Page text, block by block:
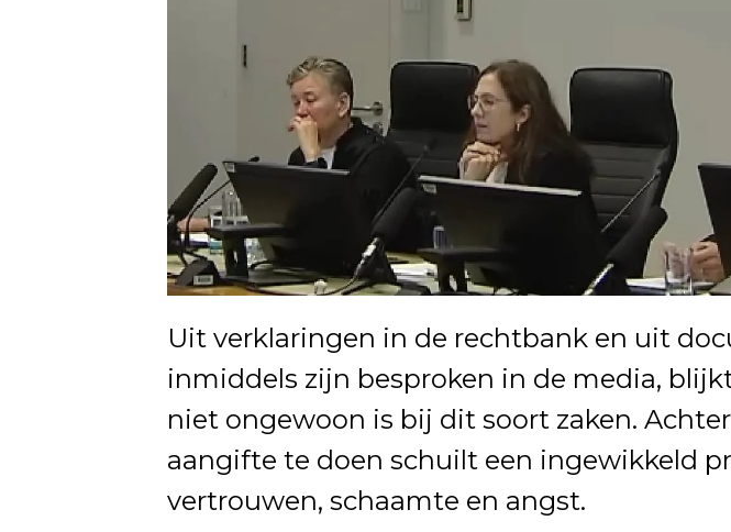
Uit verklaringen in de rechtbank en uit
inmiddels zijn besproken in de media,
niet ongewoon is bij dit soort zaken.
aangifte te doen schuilt een ingewikkeld
vertrouwen, schaamte en angst.